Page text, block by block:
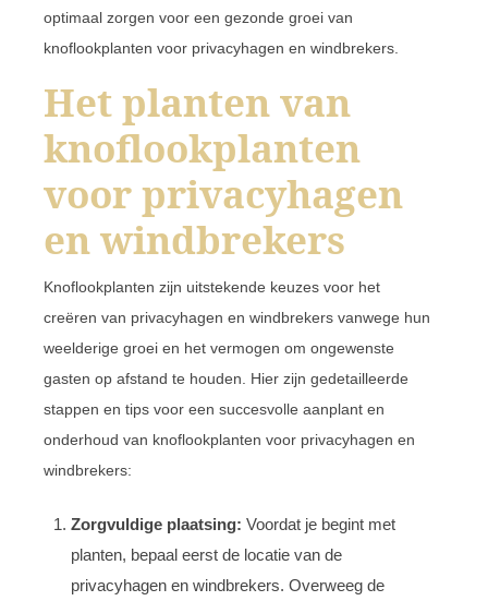
optimaal zorgen voor een gezonde groei van
knoflookplanten voor privacyhagen en windbrekers.
Het planten van
knoflookplanten
voor privacyhagen
en windbrekers
Knoflookplanten zijn uitstekende keuzes voor het
creëren van privacyhagen en windbrekers vanwege hun
weelderige groei en het vermogen om ongewenste
gasten op afstand te houden. Hier zijn gedetailleerde
stappen en tips voor een succesvolle aanplant en
onderhoud van knoflookplanten voor privacyhagen en
windbrekers:
Zorgvuldige plaatsing: Voordat je begint met
planten, bepaal eerst de locatie van de
privacyhagen en windbrekers. Overweeg de